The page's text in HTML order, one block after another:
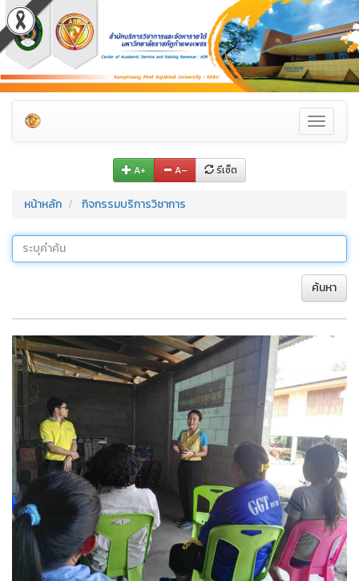
Toggle
A+ A– รีเซ็ต
หน้าหลัก กิจกรรมบริการวิชาการ
ค้นหา